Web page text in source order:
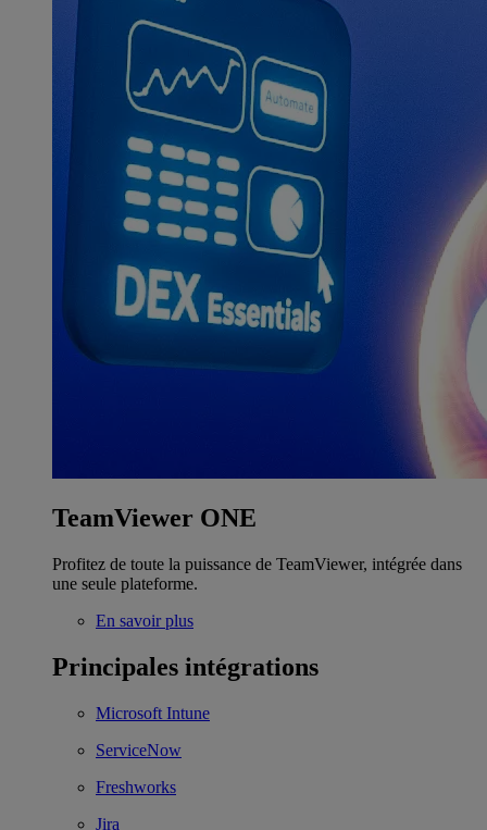
TeamViewer ONE
Profitez de toute la puissance de TeamViewer, intégrée dans
une seule plateforme.
En savoir plus
Principales intégrations
Microsoft Intune
ServiceNow
Freshworks
Jira